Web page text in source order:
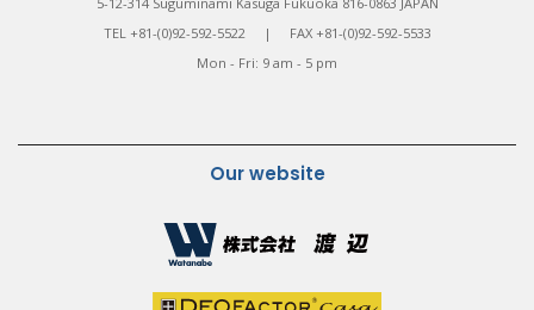
TEL +81-(0)92-592-5522 | FAX +81-(0)92-592-5533
Mon - Fri: 9 am - 5 pm
Our website